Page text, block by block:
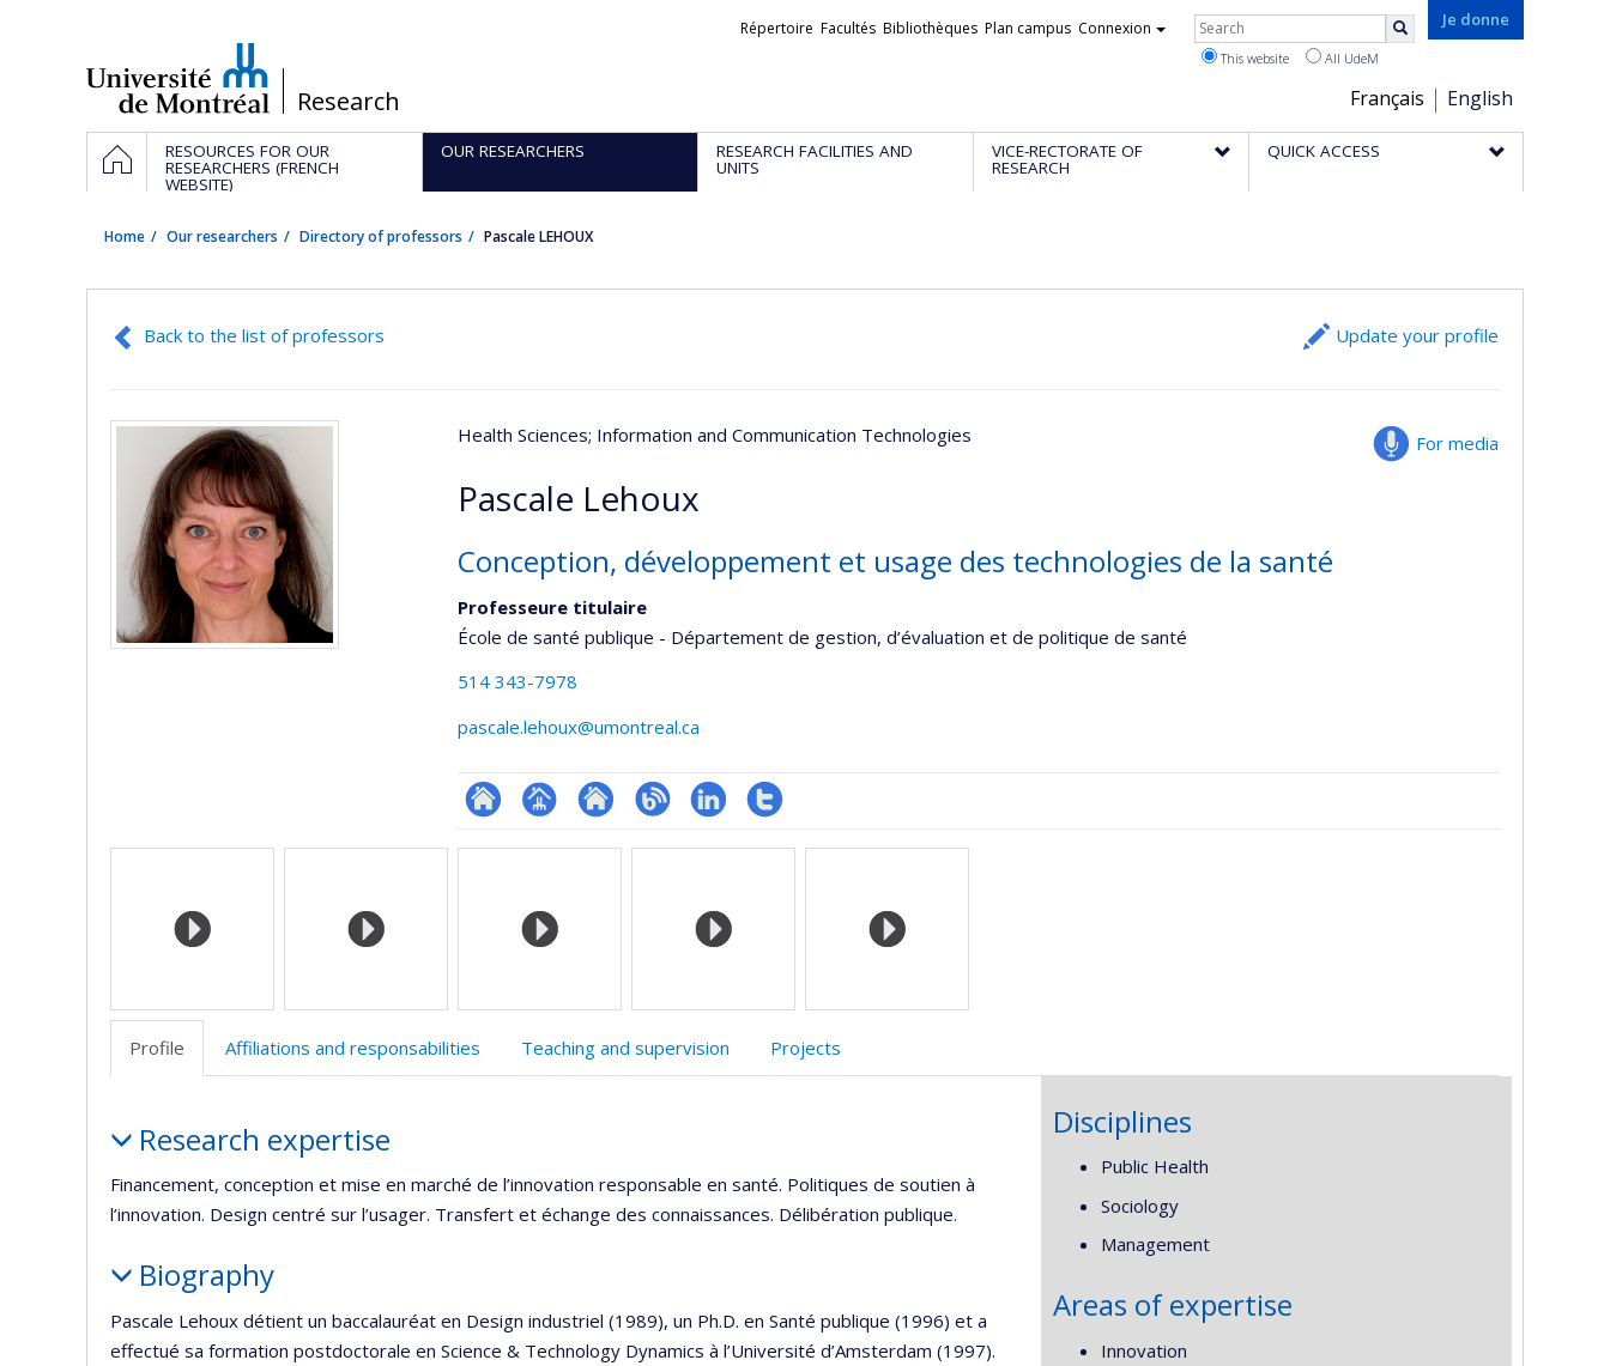
/Research
Je donne
Choix
de
la
Français English
Liens
Répertoire Facultés Bibliothèques Plan campus Connexion Rechercher
This website All UdeM
Navigation
principale
HOMERESOURCES FOR OUR
RESEARCHERS (FRENCH
WEBSITE)
OUR RESEARCHERS RESEARCH FACILITIES AND
UNITS
VICE-RECTORATE OF
RESEARCH
QUICK ACCESS
Home Our researchers Directory of professors Pascale LEHOUX
Back to the list of professors Update your profile
For media
Health Sciences; Information and Communication Technologies
Pascale Lehoux
Conception, développement et usage des technologies de la santé
Professeure titulaire
École de santé publique - Département de gestion, d’évaluation et de politique de santé
514 343-7978
pascale.lehoux@umontreal.ca
ResearchGate
Page Site
BlogueLinkedInCompte
Media
Profile Affiliations and responsabilities Teaching and supervision Projects
Research expertise
Financement, conception et mise en marché de l’innovation responsable en santé. Politiques de soutien à
l’innovation. Design centré sur l’usager. Transfert et échange des connaissances. Délibération publique.
Biography
Pascale Lehoux détient un baccalauréat en Design industriel (1989), un Ph.D. en Santé publique (1996) et a
effectué sa formation postdoctorale en Science & Technology Dynamics à l’Université d’Amsterdam (1997).
Disciplines
Public Health
Sociology
Management
Areas of expertise
Innovation